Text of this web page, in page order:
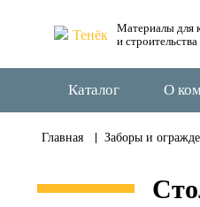
Материалы для
и
Каталог О
Главная Заборы и